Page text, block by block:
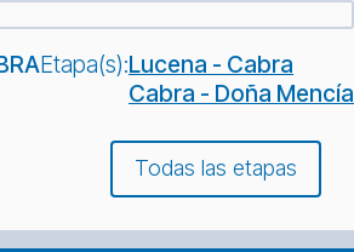
Etapa(s):Lucena - Cabra
Cabra - Doña Mencía
Todas las etapas